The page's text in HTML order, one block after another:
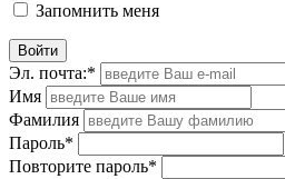
Запомнить меня
Войти
Эл. почта:*
Имя
Фамилия
Пароль*
Повторите пароль*